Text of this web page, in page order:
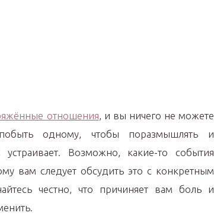
отношения, и вы ничего не можете
одному, чтобы поразмышлять и
Возможно, какие-то события
вам следует обсудить это с конкретным
честно, что причиняет вам боль и